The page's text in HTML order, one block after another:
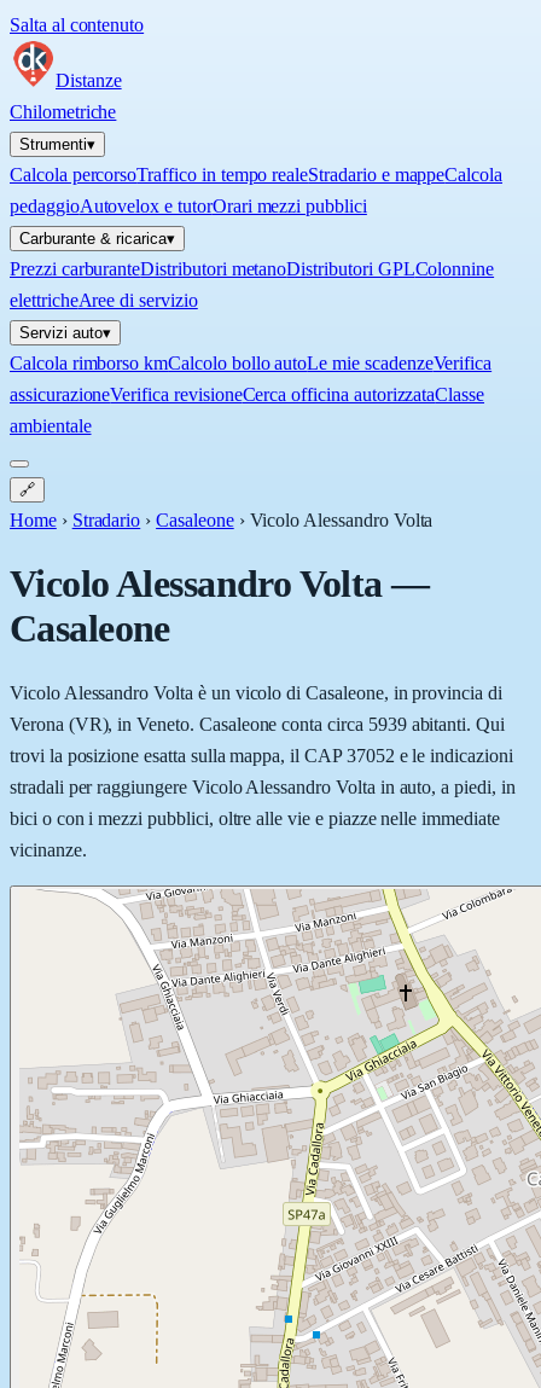
Salta al contenuto
Distanze
Chilometriche
Strumenti▾
Calcola percorsoTraffico in tempo realeStradario e mappeCalcola
pedaggioAutovelox e tutorOrari mezzi pubblici
Carburante & ricarica▾
Prezzi carburanteDistributori metanoDistributori GPLColonnine
elettricheAree di servizio
Servizi auto▾
Calcola rimborso kmCalcolo bollo autoLe mie scadenzeVerifica
assicurazioneVerifica revisioneCerca officina autorizzataClasse
ambientale
🔗
Home › Stradario › Casaleone › Vicolo Alessandro Volta
Vicolo Alessandro Volta—
Casaleone
Vicolo Alessandro Volta è un vicolo di Casaleone, in provincia di
Verona (VR), in Veneto. Casaleone conta circa 5939 abitanti. Qui
trovi la posizione esatta sulla mappa, il CAP 37052 e le indicazioni
stradali per raggiungere Vicolo Alessandro Volta in auto, a piedi, in
bici o con i mezzi pubblici, oltre alle vie e piazze nelle immediate
vicinanze.